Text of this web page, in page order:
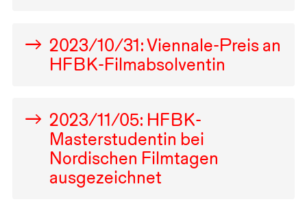
2023/10/31: Viennale-Preis an
HFBK-Filmabsolventin
2023/11/05: HFBK-
Masterstudentin bei
Nordischen Filmtagen
ausgezeichnet